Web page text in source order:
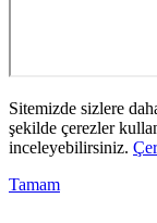
Sitemizde sizlere
şekilde çerezler
inceleyebilirsiniz.
Tamam